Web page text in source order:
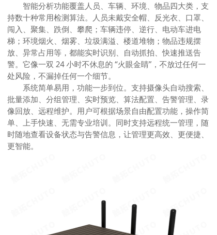
智能分析功能覆盖人员、车辆、环境、物品四大类，支
持数十种常用检测算法。人员未戴安全帽、反光衣、口罩、
闯入、聚集、跌倒、攀爬；车辆违停、逆行、电动车进电
梯；环境烟火、烟雾、垃圾满溢、楼道堆物；物品违规摆
放、异常占用等，都能实时识别、自动抓拍、快速推送告
警。它像一双 24 小时不休息的 “火眼金睛”，不放过任何一
处风险，不漏掉任何一个细节。
系统简单易用，功能一步到位。支持摄像头自动搜索、
批量添加、分组管理、实时预览、算法配置、告警管理、录
像回放、远程维护。用户可根据场景自由配置功能，操作简
单、上手快速、无需专业培训。同时支持远程统一管理，随
时随地查看设备状态与告警信息，让管理更高效、更便捷、
更智能。